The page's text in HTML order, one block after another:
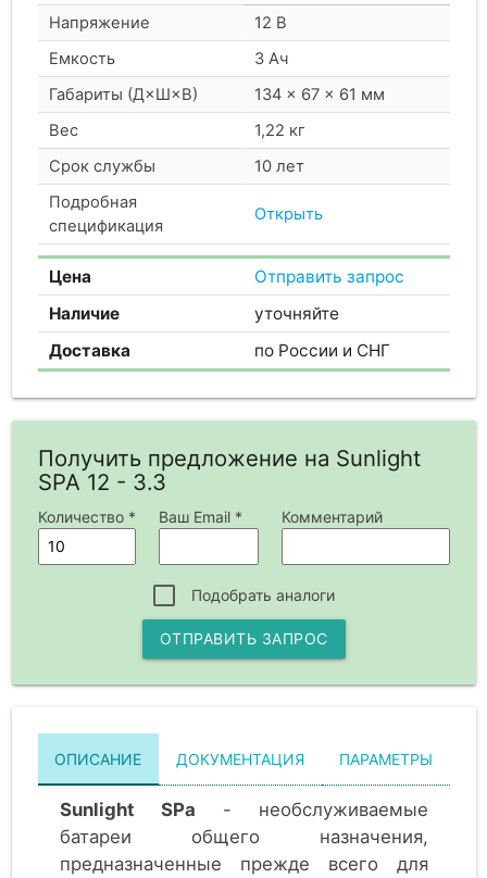
Напряжение
12 В
Емкость
3 Ач
Габариты (Д×Ш×В)
134 × 67 × 61 мм
Вес
1,22 кг
Срок службы
10 лет
Подробная
спецификация
Открыть
Цена
Отправить запрос
Наличие
уточняйте
Доставка
по России и СНГ
Получить предложение на Sunlight
SPA 12 - 3.3
Количество * Ваш Email * Комментарий
Подобрать аналоги
ОТПРАВИТЬ ЗАПРОС
ОПИСАНИЕ ДОКУМЕНТАЦИЯ ПАРАМЕТРЫ
Sunlight SPa - необслуживаемые
батареи общего назначения,
предназначенные прежде всего для